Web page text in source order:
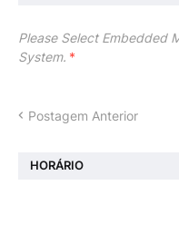
Please Select Embedded
System. *
Postagem Anterior
HORÁRIO